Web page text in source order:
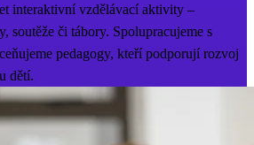
interaktivní vzdělávací aktivity –
soutěže či tábory. Spolupracujeme s
pedagogy, kteří podporují rozvoj
dětí.